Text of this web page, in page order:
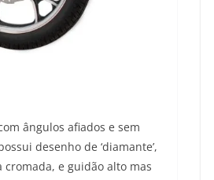
ângulos afiados e sem
desenho de ‘diamante’,
e guidão alto mas